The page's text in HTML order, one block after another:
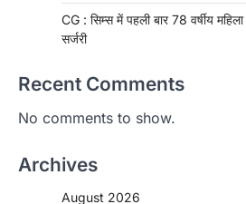
CG : सिम्स में पहली बार 78 वर्षीय
सर्जरी
Recent Comments
No comments to show.
Archives
August 2026